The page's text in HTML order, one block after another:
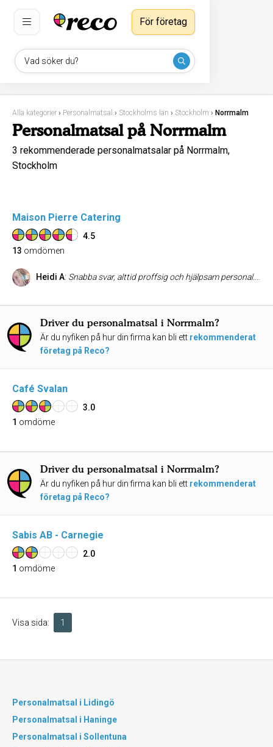
Vad söker du?
För företag
Alla kategorier › Personalmatsal › Stockholms län › Stockholm › Norrmalm
Personalmatsal på Norrmalm
3 rekommenderade personalmatsalar på Norrmalm,
Stockholm
Maison Pierre Catering
4.5
13 omdömen
Heidi A: Snabba svar, alttid proffsig och hjälpsam personal. Och det viktigaste att maten ger fantastiska smakupplevelser som höjer stämningen och mättar alla gäster/kunder.
Driver du personalmatsal i Norrmalm?
Är du nyfiken på hur din firma kan bli ett rekommenderat
företag på Reco?
Café Svalan
3.0
1 omdöme
Driver du personalmatsal i Norrmalm?
Är du nyfiken på hur din firma kan bli ett rekommenderat
företag på Reco?
Sabis AB - Carnegie
2.0
1 omdöme
Visa sida: 1
Personalmatsal i Lidingö
Personalmatsal i Haninge
Personalmatsal i Sollentuna